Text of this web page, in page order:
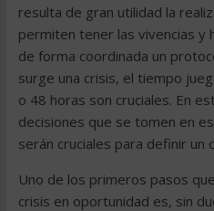
resulta de gran utilidad la
permiten tener las vivencias y
de forma coordinada un
surge una crisis, el tiempo
o 48 horas son cruciales. En
decisiones que se tomen en
serán cruciales para definir
Uno de los primeros pasos
crisis en oportunidad es, sin